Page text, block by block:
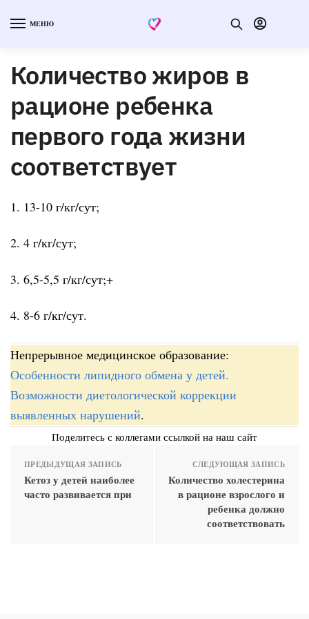
МЕНЮ
Количество жиров в
рационе ребенка
первого года жизни
соответствует
1. 13-10 г/кг/сут;
2. 4 г/кг/сут;
3. 6,5-5,5 г/кг/сут;+
4. 8-6 г/кг/сут.
Непрерывное медицинское образование:
Особенности липидного обмена у детей.
Возможности диетологической коррекции
выявленных нарушений.
Поделитесь с коллегами ссылкой на наш сайт
ПРЕДЫДУЩАЯ ЗАПИСЬ
Кетоз у детей наиболее
часто развивается при
СЛЕДУЮЩАЯ ЗАПИСЬ
Количество холестерина
в рационе взрослого и
ребенка должно
соответствовать